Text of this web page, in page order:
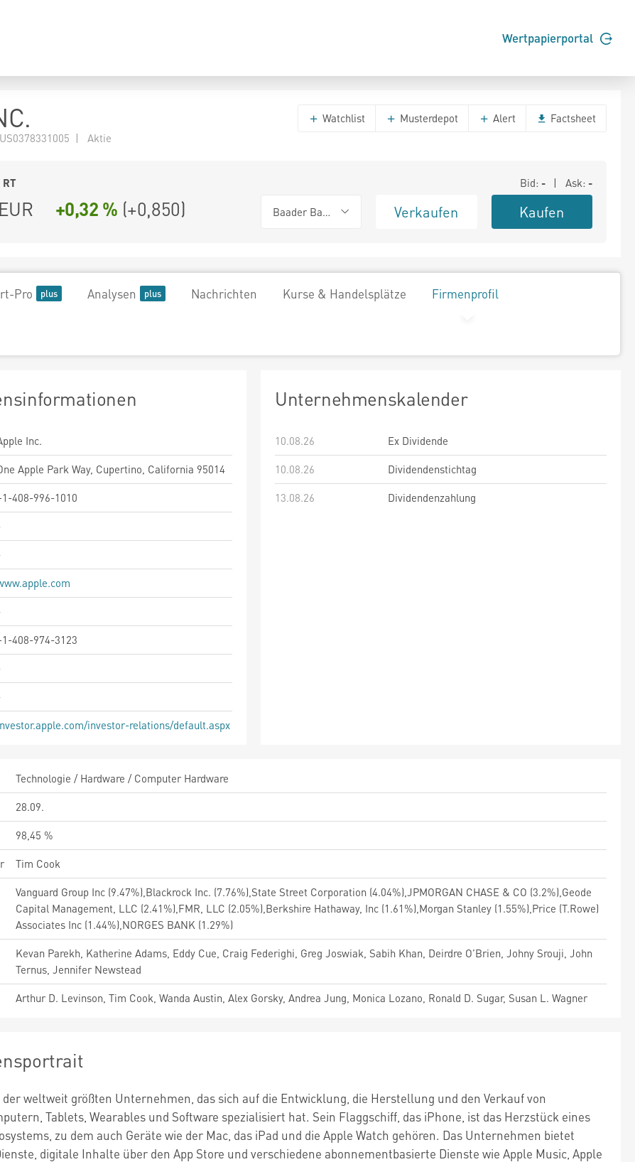
Wertpapierportal
| Aktie
Watchlist Musterdepot Alert Factsheet
RT Bid: - | Ask: -
EUR +0,32 % (+0,850) Baader Bank (Baadex) Verkaufen Kaufen
Pro Analysen Nachrichten Kurse & Handelsplätze Firmenprofil
Inc.
Apple Park Way, Cupertino, California 95014
408-996-1010
408-974-3123
investor-relations/default.aspx
Unternehmenskalender
10.08.26
Ex Dividende
10.08.26
Dividendenstichtag
13.08.26
Dividendenzahlung
Technologie / Hardware / Computer Hardware
28.09.
98,45 %
Tim Cook
Vanguard Group Inc (9.47%),Blackrock Inc. (7.76%),State Street Corporation (4.04%),JPMORGAN CHASE & CO (3.2%),Geode
Capital Management, LLC (2.41%),FMR, LLC (2.05%),Berkshire Hathaway, Inc (1.61%),Morgan Stanley (1.55%),Price (T.Rowe)
Associates Inc (1.44%),NORGES BANK (1.29%)
Kevan Parekh, Katherine Adams, Eddy Cue, Craig Federighi, Greg Joswiak, Sabih Khan, Deirdre O’Brien, Johny Srouji, John
Ternus, Jennifer Newstead
Arthur D. Levinson, Tim Cook, Wanda Austin, Alex Gorsky, Andrea Jung, Monica Lozano, Ronald D. Sugar, Susan L. Wagner
weltweit größten Unternehmen, das sich auf die Entwicklung, die Herstellung und den Verkauf von
Tablets, Wearables und Software spezialisiert hat. Sein Flaggschiff, das iPhone, ist das Herzstück eines
zu dem auch Geräte wie der Mac, das iPad und die Apple Watch gehören. Das Unternehmen bietet
digitale Inhalte über den App Store und verschiedene abonnementbasierte Dienste wie Apple Music, Apple